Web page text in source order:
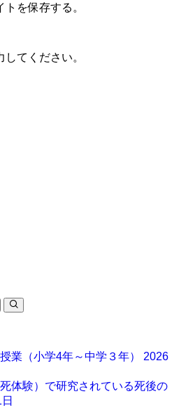
を保存する。
してください。
業（小学4年～中学３年） 2026
体験）で研究されている死後の